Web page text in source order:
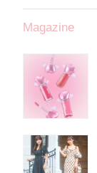
Magazine